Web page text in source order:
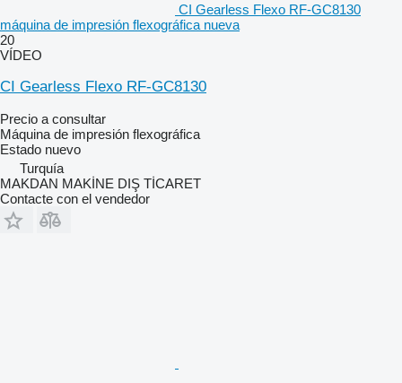
CI Gearless Flexo RF-GC8130
máquina de impresión flexográfica nueva
20
VÍDEO
CI Gearless Flexo RF-GC8130
Precio a consultar
Máquina de impresión flexográfica
Estado nuevo
Turquía
MAKDAN MAKİNE DIŞ TİCARET
Contacte con el vendedor